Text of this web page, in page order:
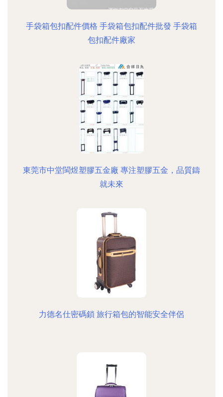
手袋箱包扣配件價格 手袋箱包扣配件批發 手袋箱
包扣配件廠家
東莞市中堂閩煜塑膠五金廠 專注塑膠五金，品質鑄
就未來
力德名仕密碼鎖 旅行箱包的智能安全伴侶